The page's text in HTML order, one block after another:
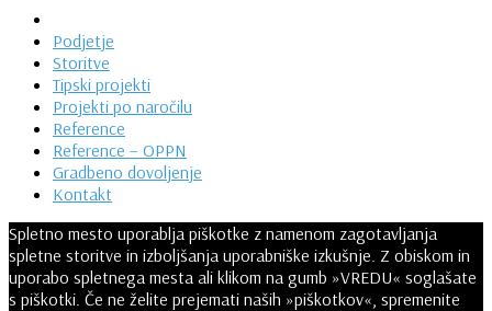
Podjetje
Storitve
Tipski projekti
Projekti po naročilu
Reference
Reference – OPPN
Gradbeno dovoljenje
Kontakt
Spletno mesto uporablja piškotke z namenom zagotavljanja
spletne storitve in izboljšanja uporabniške izkušnje. Z obiskom in
uporabo spletnega mesta ali klikom na gumb »VREDU« soglašate
s piškotki. Če ne želite prejemati naših »piškotkov«, spremenite